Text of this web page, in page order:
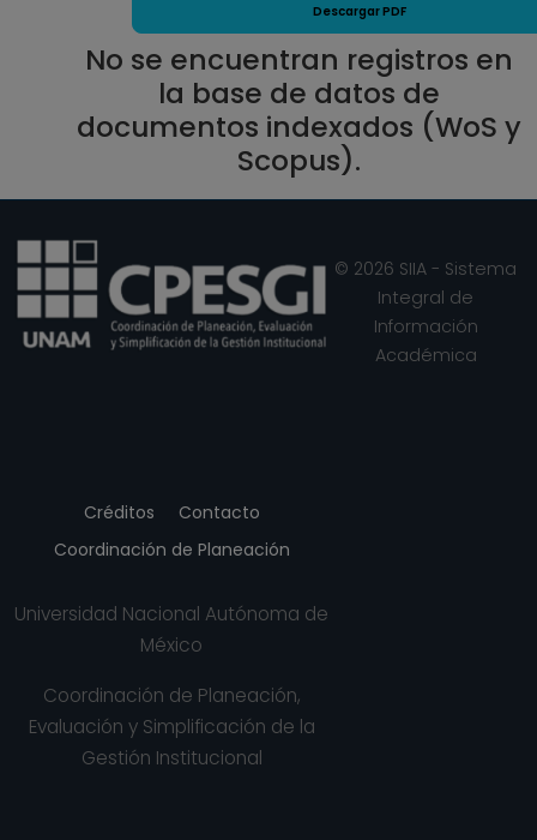
Descargar PDF
No se encuentran registros en
la base de datos de
documentos indexados (WoS y
Scopus).
Créditos
Contacto
Coordinación de Planeación
Universidad Nacional Autónoma de
México
Coordinación de Planeación,
Evaluación y Simplificación de la
Gestión Institucional
© 2026 SIIA - Sistema
Integral de
Información
Académica